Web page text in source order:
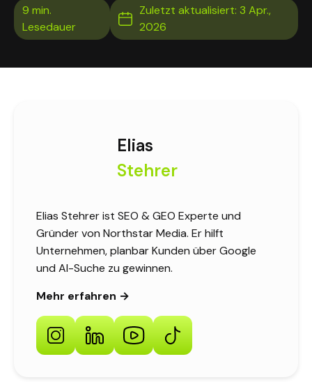
Zuletzt aktualisiert: 3 Apr.,
2026
Elias
Stehrer
Elias Stehrer ist SEO & GEO Experte und
Gründer von Northstar Media. Er hilft
Unternehmen, planbar Kunden über Google
und AI-Suche zu gewinnen.
Mehr erfahren →